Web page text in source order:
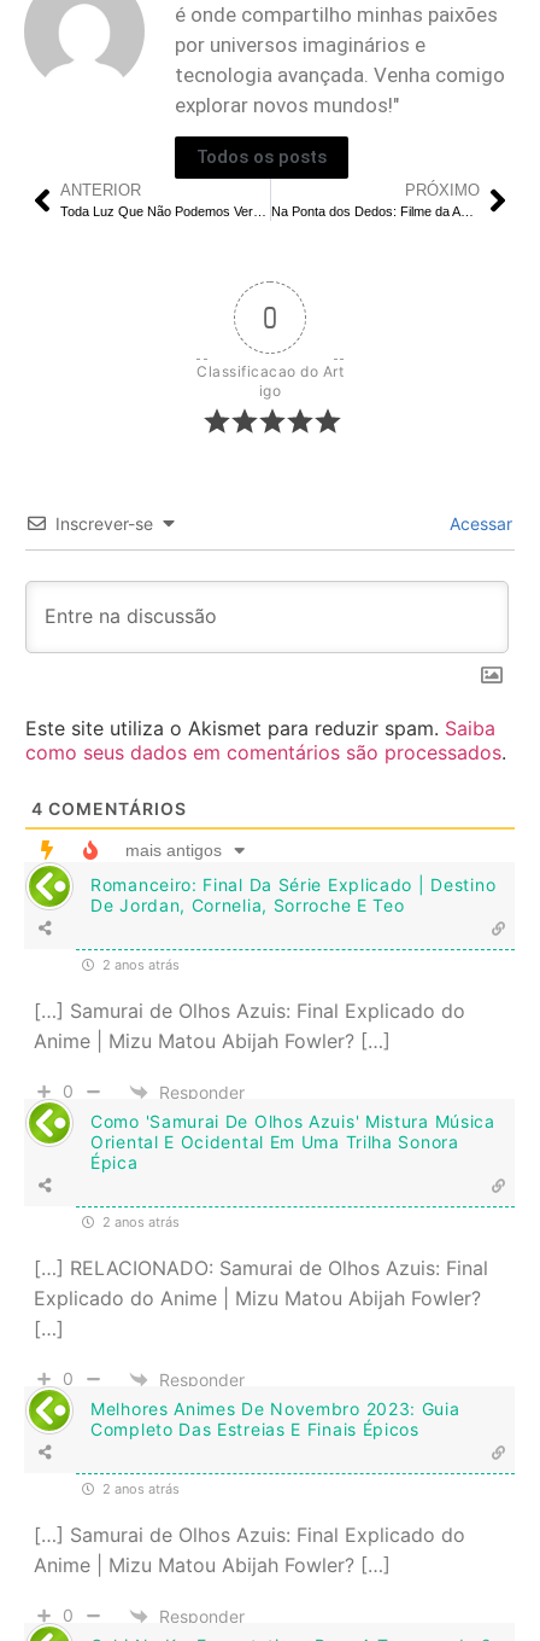
é onde compartilho minhas paixões
por universos imaginários e
tecnologia avançada. Venha comigo
explorar novos mundos!"
Todos os posts
ANTERIOR PRÓXIMO
Na Ponta dos Dedos: Filme da Apple TV Questiona se a Ciência Pode Solucionar o Amor
0
Classificacao do Art
igo
Inscrever-se Acessar
Este site utiliza o Akismet para reduzir spam. Saiba
como seus dados em comentários são processados.
4 COMENTÁRIOS
mais antigos
Romanceiro: Final Da Série Explicado | Destino
De Jordan, Cornelia, Sorroche E Teo
2 anos atrás
[…] Samurai de Olhos Azuis: Final Explicado do
Anime | Mizu Matou Abijah Fowler? […]
0
Responder
Como 'Samurai De Olhos Azuis' Mistura Música
Oriental E Ocidental Em Uma Trilha Sonora
Épica
2 anos atrás
[…] RELACIONADO: Samurai de Olhos Azuis: Final
Explicado do Anime | Mizu Matou Abijah Fowler?
[…]
0
Responder
Melhores Animes De Novembro 2023: Guia
Completo Das Estreias E Finais Épicos
2 anos atrás
[…] Samurai de Olhos Azuis: Final Explicado do
Anime | Mizu Matou Abijah Fowler? […]
0
Responder